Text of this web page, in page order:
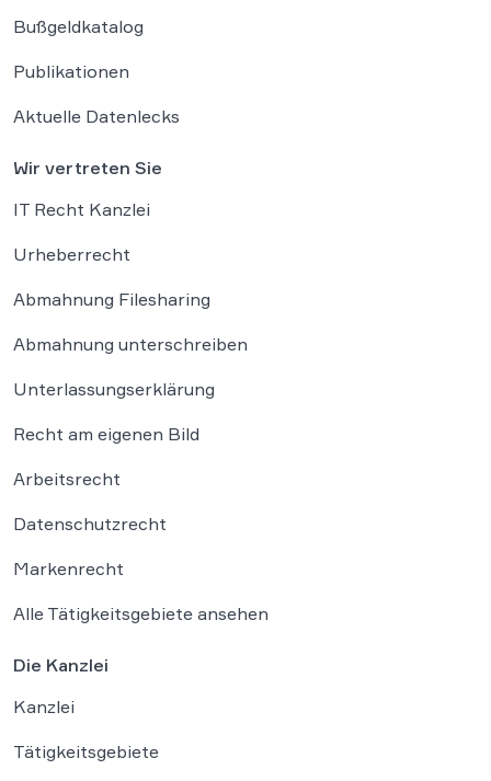
Bußgeldkatalog
Publikationen
Aktuelle Datenlecks
Wir vertreten Sie
IT Recht Kanzlei
Urheberrecht
Abmahnung Filesharing
Abmahnung unterschreiben
Unterlassungserklärung
Recht am eigenen Bild
Arbeitsrecht
Datenschutzrecht
Markenrecht
Alle Tätigkeitsgebiete ansehen
Die Kanzlei
Kanzlei
Tätigkeitsgebiete